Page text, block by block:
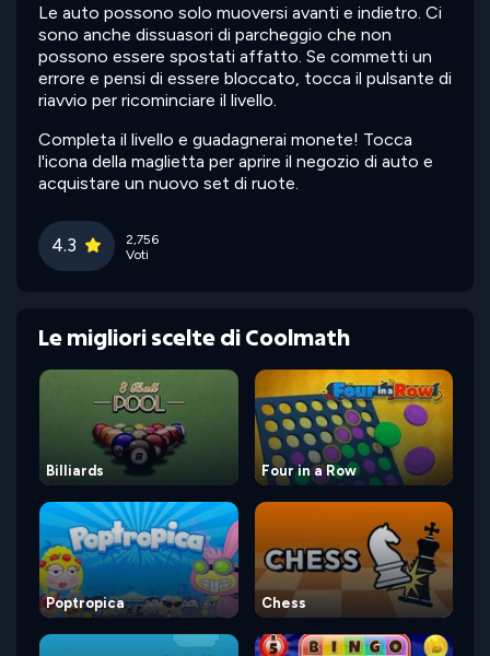
Le auto possono solo muoversi avanti e indietro. Ci
sono anche dissuasori di parcheggio che non
possono essere spostati affatto. Se commetti un
errore e pensi di essere bloccato, tocca il pulsante di
riavvio per ricominciare il livello.
Completa il livello e guadagnerai monete! Tocca
l'icona della maglietta per aprire il negozio di auto e
acquistare un nuovo set di ruote.
4.3
2,756
Voti
Le migliori scelte di Coolmath
Billiards Four in a Row
Poptropica Chess